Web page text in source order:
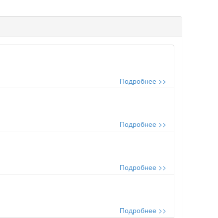
Подробнее >>
Подробнее >>
Подробнее >>
Подробнее >>